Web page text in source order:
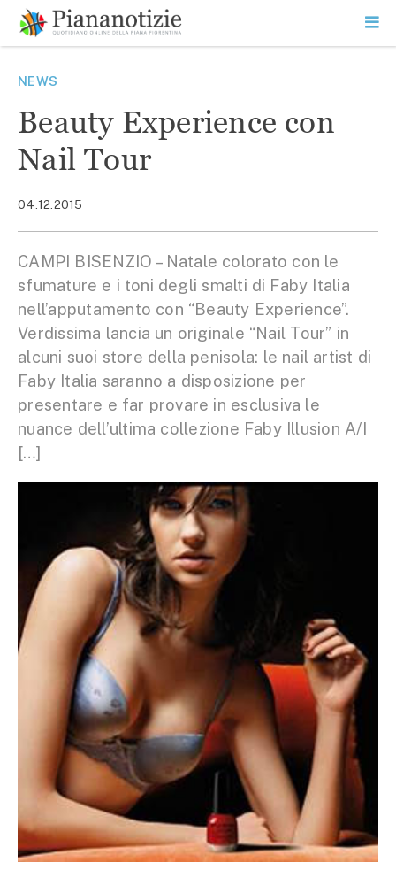
contenuto
SEARCH
NEWS
Beauty Experience con
Nail Tour
04.12.2015
CAMPI BISENZIO – Natale colorato con le
sfumature e i toni degli smalti di Faby Italia
nell’apputamento con “Beauty Experience”.
Verdissima lancia un originale “Nail Tour” in
alcuni suoi store della penisola: le nail artist di
Faby Italia saranno a disposizione per
presentare e far provare in esclusiva le
nuance dell’ultima collezione Faby Illusion A/I
[…]